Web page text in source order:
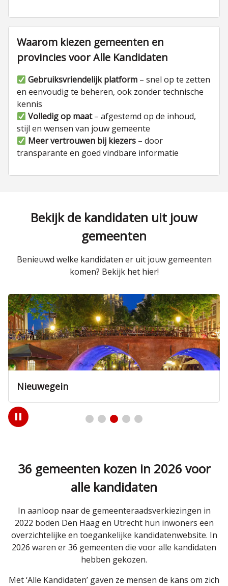
Waarom kiezen gemeenten en
provincies voor Alle Kandidaten
Gebruiksvriendelijk platform – snel op te zetten
en eenvoudig te beheren, ook zonder technische
kennis
Volledig op maat– afgestemd op de inhoud,
stijl en wensen van jouw gemeente
Meer vertrouwen bij kiezers – door
transparante en goed vindbare informatie
Bekijk de kandidaten uit jouw
gemeenten
Benieuwd welke kandidaten er uit jouw gemeenten
komen? Bekijk het hier!
Nieuwegein
Play
/
36 gemeenten kozen in 2026 voor
alle kandidaten
In aanloop naar de gemeenteraadsverkiezingen in
2022 boden Den Haag en Utrecht hun inwoners een
overzichtelijke en toegankelijke kandidatenwebsite. In
2026 waren er 36 gemeenten die voor alle kandidaten
hebben gekozen.
Met ‘Alle Kandidaten’ gaven ze mensen de kans om zich